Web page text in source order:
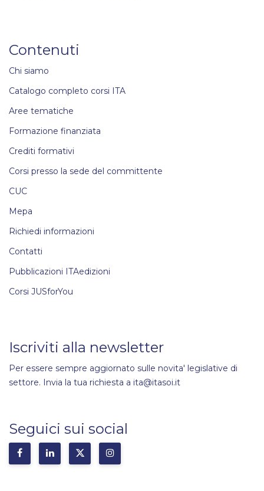
Contenuti
Chi siamo
Catalogo completo corsi ITA
Aree tematiche
Formazione finanziata
Crediti formativi
Corsi presso la sede del committente
CUC
Mepa
Richiedi informazioni
Contatti
Pubblicazioni ITAedizioni
Corsi JUSforYou
Iscriviti alla newsletter
Per essere sempre aggiornato sulle novita' legislative di
settore. Invia la tua richiesta a ita@itasoi.it
Seguici sui social